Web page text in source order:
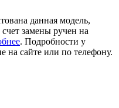
данная модель,
замены ручен на
. Подробности у
на сайте или по телефону.